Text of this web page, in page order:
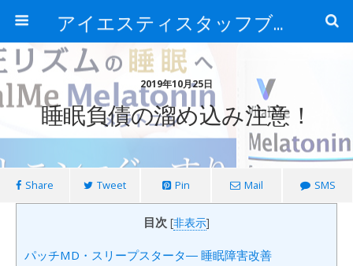
アイエスティスタッフブログ
2019年10月25日
睡眠負債の溜め込み注意！
Share Tweet Pin Mail SMS
目次 [非表示]
パッチMD・スリープスタータ― 睡眠障害改善